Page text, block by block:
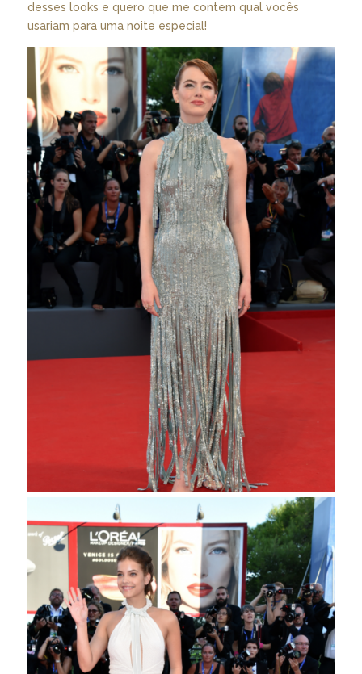
desses looks e quero que me contem qual vocês
usariam para uma noite especial!